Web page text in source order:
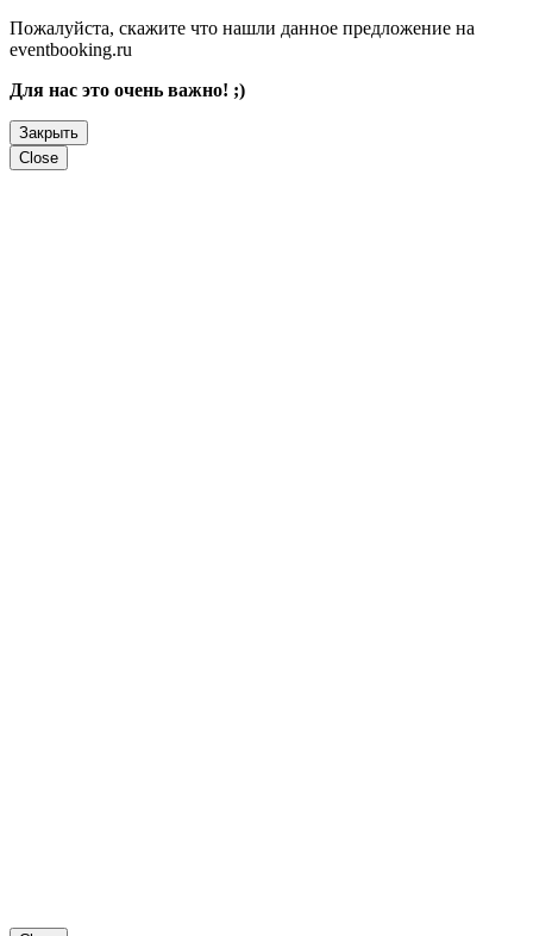
Пожалуйста, скажите что нашли данное предложение на
eventbooking.ru
Для нас это очень важно! ;)
Закрыть
Close